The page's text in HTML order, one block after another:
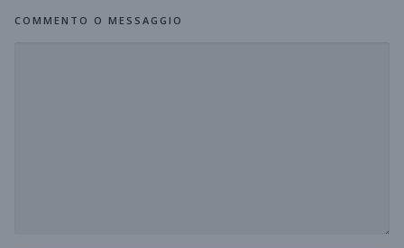
COMMENTO O MESSAGGIO